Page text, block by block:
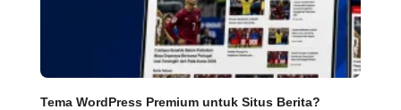
Tema WordPress Premium untuk Situs Berita?